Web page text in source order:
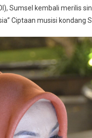
Sumsel kembali merilis
Ciptaan musisi kondang